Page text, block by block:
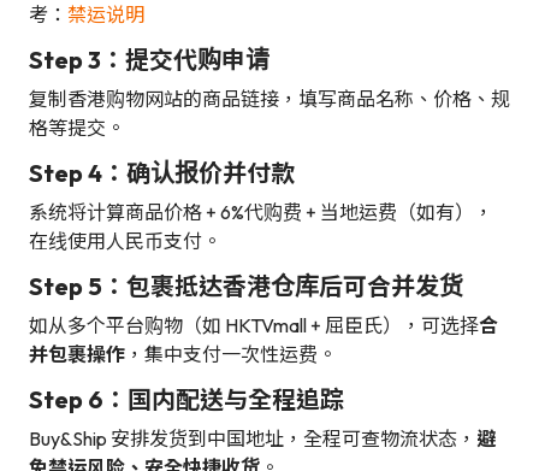
考： 禁运说明
Step 3：提交代购申请
复制香港购物网站的商品链接，填写商品名称、价格、规
格等提交。
Step 4：确认报价并付款
系统将计算商品价格 + 6%代购费 + 当地运费（如有），
在线使用人民币支付。
Step 5：包裹抵达香港仓库后可合并发货
如从多个平台购物（如 HKTVmall + 屈臣氏），可选择合
并包裹操作 ，集中支付一次性运费。
Step 6：国内配送与全程追踪
Buy&Ship 安排发货到中国地址，全程可查物流状态， 避